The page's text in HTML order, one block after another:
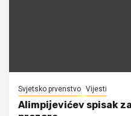
Svjetsko prvenstvo Vijesti
Alimpijevićev spisak